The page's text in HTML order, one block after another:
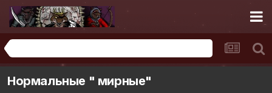
Нормальные " мирные"